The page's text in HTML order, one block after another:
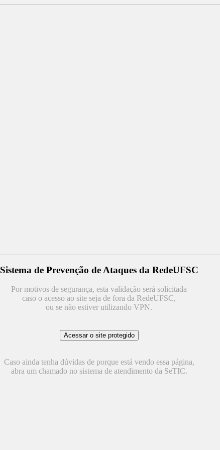
Sistema de Prevenção de Ataques da RedeUFSC
Por motivos de segurança, esta validação será solicitada
caso o acesso ao site seja de fora da RedeUFSC,
ou se não estiver utilizando VPN.
Caso ainda tenha dúvidas de porque está vendo essa página,
abra um chamado no sistema de atendimento da SeTIC.